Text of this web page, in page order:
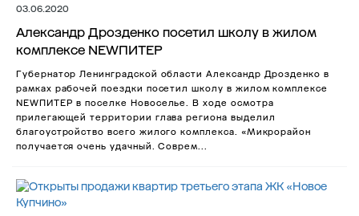
03.06.2020
Александр Дрозденко посетил школу в жилом
комплексе NEWПИТЕР
Губернатор Ленинградской области Александр Дрозденко в
рамках рабочей поездки посетил школу в жилом комплексе
NEWПИТЕР в поселке Новоселье. В ходе осмотра
прилегающей территории глава региона выделил
благоустройство всего жилого комплекса. «Микрорайон
получается очень удачный. Соврем...